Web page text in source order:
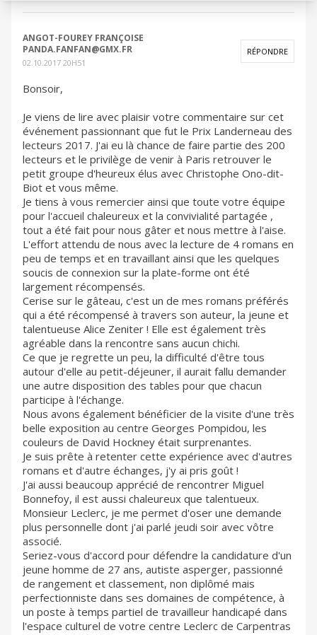
ANGOT-FOUREY FRANÇOISE
PANDA.FANFAN@GMX.FR
02.10.2017 20H51
RÉPONDRE
Bonsoir,
Je viens de lire avec plaisir votre commentaire sur cet
événement passionnant que fut le Prix Landerneau des
lecteurs 2017. J'ai eu là chance de faire partie des 200
lecteurs et le privilège de venir à Paris retrouver le
petit groupe d'heureux élus avec Christophe Ono-dit-
Biot et vous même.
Je tiens à vous remercier ainsi que toute votre équipe
pour l'accueil chaleureux et la convivialité partagée ,
tout a été fait pour nous gâter et nous mettre à l'aise.
L'effort attendu de nous avec la lecture de 4 romans en
peu de temps et en travaillant ainsi que les quelques
soucis de connexion sur la plate-forme ont été
largement récompensés.
Cerise sur le gâteau, c'est un de mes romans préférés
qui a été récompensé à travers son auteur, la jeune et
talentueuse Alice Zeniter ! Elle est également très
agréable dans la rencontre sans aucun chichi.
Ce que je regrette un peu, la difficulté d'être tous
autour d'elle au petit-déjeuner, il aurait fallu demander
une autre disposition des tables pour que chacun
participe à l'échange.
Nous avons également bénéficier de la visite d'une très
belle exposition au centre Georges Pompidou, les
couleurs de David Hockney était surprenantes.
Je suis prête à retenter cette expérience avec d'autres
romans et d'autre échanges, j'y ai pris goût !
J'ai aussi beaucoup apprécié de rencontrer Miguel
Bonnefoy, il est aussi chaleureux que talentueux.
Monsieur Leclerc, je me permet d'oser une demande
plus personnelle dont j'ai parlé jeudi soir avec vôtre
associé.
Seriez-vous d'accord pour défendre la candidature d'un
jeune homme de 27 ans, autiste asperger, passionné
de rangement et classement, non diplômé mais
perfectionniste dans ses domaines de compétence, à
un poste à temps partiel de travailleur handicapé dans
l'espace culturel de votre centre Leclerc de Carpentras